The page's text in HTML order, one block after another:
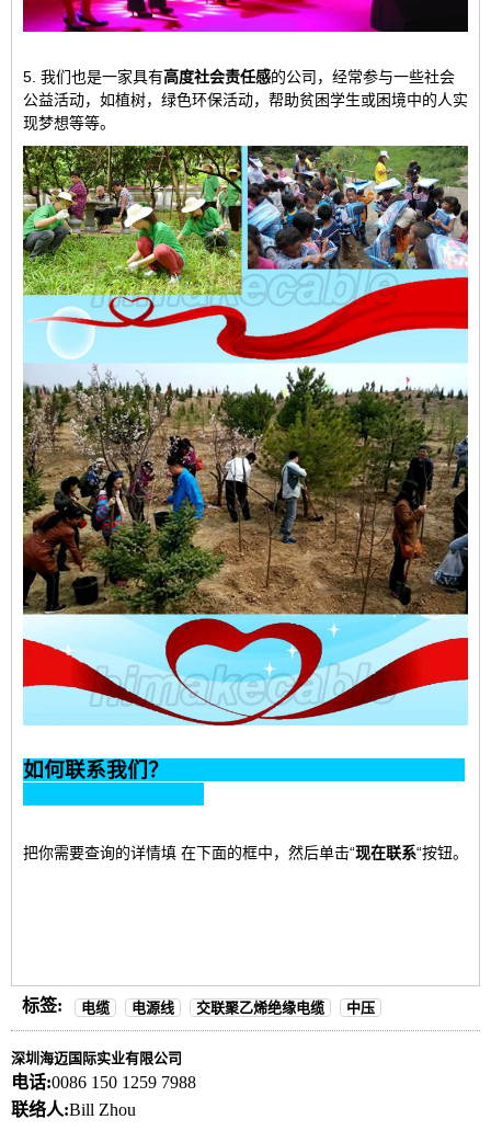
5. 我们也是一家具有高度社会责任感的公司，经常参与一些社会
公益活动，如植树，绿色环保活动，帮助贫困学生或困境中的人实
现梦想等等。
如何联系我们？
把你需要查询的详情填 在下面的框中，然后单击“现在联系“按钮。
标签: 电缆 电源线 交联聚乙烯绝缘电缆 中压
深圳海迈国际实业有限公司
电话:0086 150 1259 7988
联络人:Bill Zhou